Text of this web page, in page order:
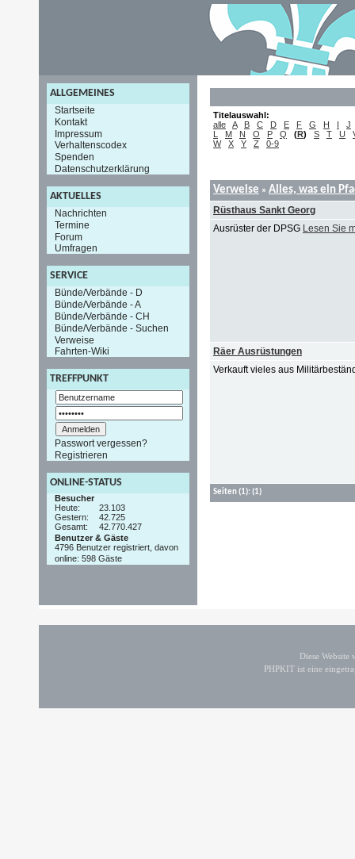
ALLGEMEINES
Startseite
Kontakt
Impressum
Verhaltenscodex
Spenden
Datenschutzerklärung
AKTUELLES
Nachrichten
Termine
Forum
Umfragen
SERVICE
Bünde/Verbände - D
Bünde/Verbände - A
Bünde/Verbände - CH
Bünde/Verbände - Suchen
Verweise
Fahrten-Wiki
TREFFPUNKT
Passwort vergessen?
Registrieren
ONLINE-STATUS
Besucher
Heute:
23.103
Gestern:
42.725
Gesamt:
42.770.427
Benutzer & Gäste
4796 Benutzer registriert, davon
online: 598 Gäste
Titelauswahl:
alle
A B C D E F G H I
J
L
M N O P Q (R) S T U
W
X Y Z 0-9
Verweise » Alles, was ein
Rüsthaus Sankt Georg
Ausrüster der DPSG Lesen Sie
Räer Ausrüstungen
Verkauft vieles aus
Seiten(1): (1)
Diese
PHPKIT ist eine